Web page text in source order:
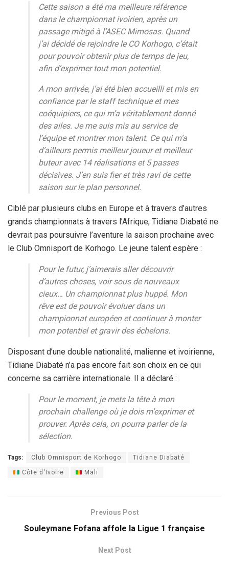
Cette saison a été ma meilleure référence
dans le championnat ivoirien, après un
passage mitigé à l’ASEC Mimosas. Quand
j’ai décidé de rejoindre le CO Korhogo, c’était
pour pouvoir obtenir plus de temps de jeu,
afin d’exprimer tout mon potentiel.
A mon arrivée, j’ai été bien accueilli et mis en
confiance par le staff technique et mes
coéquipiers, ce qui m’a véritablement donné
des ailes. Je me suis mis au service de
l’équipe et montrer mon talent. Ce qui m’a
d’ailleurs permis meilleur joueur et meilleur
buteur avec 14 réalisations et 5 passes
décisives. J’en suis fier et très ravi de cette
saison sur le plan personnel.
Ciblé par plusieurs clubs en Europe et à travers d’autres
grands championnats à travers l’Afrique, Tidiane Diabaté ne
devrait pas poursuivre l’aventure la saison prochaine avec
le Club Omnisport de Korhogo. Le jeune talent espère :
Pour le futur, j’aimerais aller découvrir
d’autres choses, voir sous de nouveaux
cieux… Un championnat plus huppé. Mon
rêve est de pouvoir évoluer dans un
championnat européen et continuer à monter
mon potentiel et gravir des échelons.
Disposant d’une double nationalité, malienne et ivoirienne,
Tidiane Diabaté n’a pas encore fait son choix en ce qui
concerne sa carrière internationale. Il a déclaré :
Pour le moment, je mets la tête à mon
prochain challenge où je dois m’exprimer et
prouver. Après cela, on pourra parler de la
sélection.
Tags: Club Omnisport de Korhogo Tidiane Diabaté
Côte d'Ivoire Mali
Previous Post
Souleymane Fofana affole la Ligue 1 française
Next Post